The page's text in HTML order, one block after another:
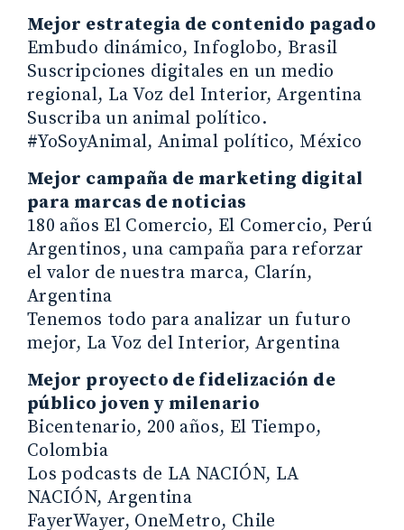
Mejor estrategia de contenido pagado
Embudo dinámico, Infoglobo, Brasil
Suscripciones digitales en un medio
regional, La Voz del Interior, Argentina
Suscriba un animal político.
#YoSoyAnimal, Animal político, México
Mejor campaña de marketing digital
para marcas de noticias
180 años El Comercio, El Comercio, Perú
Argentinos, una campaña para reforzar
el valor de nuestra marca, Clarín,
Argentina
Tenemos todo para analizar un futuro
mejor, La Voz del Interior, Argentina
Mejor proyecto de fidelización de
público joven y milenario
Bicentenario, 200 años, El Tiempo,
Colombia
Los podcasts de LA NACIÓN, LA
NACIÓN, Argentina
FayerWayer, OneMetro, Chile